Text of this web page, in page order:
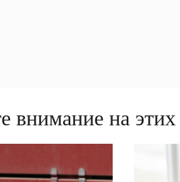
внимание на этих